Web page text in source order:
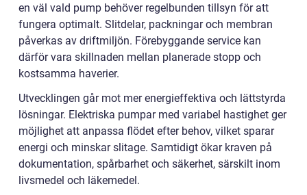
en väl vald pump behöver regelbunden tillsyn för att
fungera optimalt. Slitdelar, packningar och membran
påverkas av driftmiljön. Förebyggande service kan
därför vara skillnaden mellan planerade stopp och
kostsamma haverier.
Utvecklingen går mot mer energieffektiva och lättstyrda
lösningar. Elektriska pumpar med variabel hastighet ger
möjlighet att anpassa flödet efter behov, vilket sparar
energi och minskar slitage. Samtidigt ökar kraven på
dokumentation, spårbarhet och säkerhet, särskilt inom
livsmedel och läkemedel.